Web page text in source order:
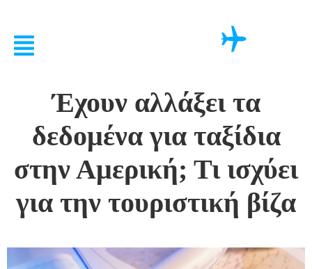
Έχουν αλλάξει τα
δεδομένα για ταξίδια
στην Αμερική; Τι ισχύει
για την τουριστική βίζα